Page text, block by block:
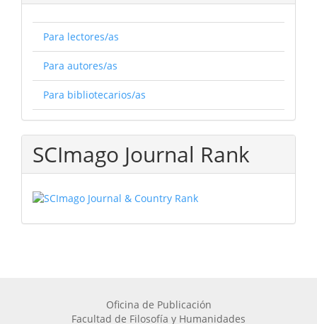
Para lectores/as
Para autores/as
Para bibliotecarios/as
SCImago Journal Rank
Oficina de Publicación
Facultad de Filosofía y Humanidades